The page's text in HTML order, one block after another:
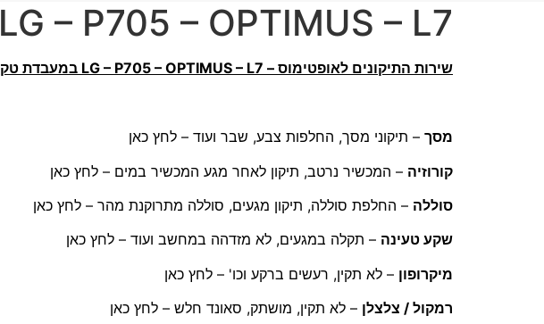
LG – P705 – OPTIMUS – L7 – תפריט שירות התיקונים
שירות התיקונים לאופטימוס – LG – P705 – OPTIMUS – L7 במעבדת טקפון:
מסך – תיקוני מסך, החלפות צבע, שבר ועוד – לחץ כאן
קורוזיה – המכשיר נרטב, תיקון לאחר מגע המכשיר במים – לחץ כאן
סוללה – החלפת סוללה, תיקון מגעים, סוללה מתרוקנת מהר – לחץ כאן
שקע טעינה – תקלה במגעים, לא מזדהה במחשב ועוד – לחץ כאן
מיקרופון – לא תקין, רעשים ברקע וכו' – לחץ כאן
רמקול / צלצלן – לא תקין, מושתק, סאונד חלש – לחץ כאן